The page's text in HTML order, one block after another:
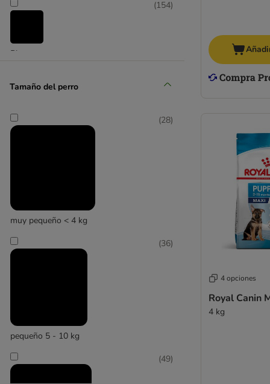
JULIUS K-9
Lukullus
MAC's
Natural Greatness Diet Vet
Nature's Variety
Perfect Fit
PrimaDog
Hill's Science Plan
Pienso
(154)
Tamaño del perro
muy pequeño < 4 kg
(28)
pequeño 5 - 10 kg
(36)
(49)
4 opciones
Royal Canin
4 kg